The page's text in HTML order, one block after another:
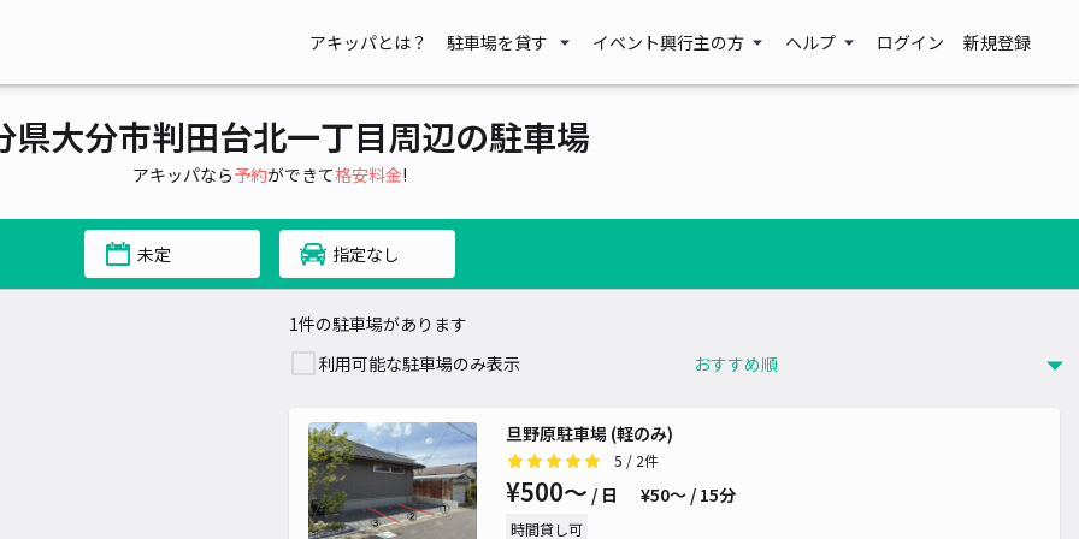
アキッパとは？ 駐車場を貸す イベント興行主の方 ヘルプ ログイン 新規登録
県大分市判田台北一丁目周辺の駐車場
アキッパなら予約ができて格安料金!
未定 指定なし
1件の駐車場があります
利用可能な駐車場のみ表示
旦野原駐車場 (軽のみ)
5 / 2件
¥500〜 / 日 ¥50〜 / 15分
時間貸し可